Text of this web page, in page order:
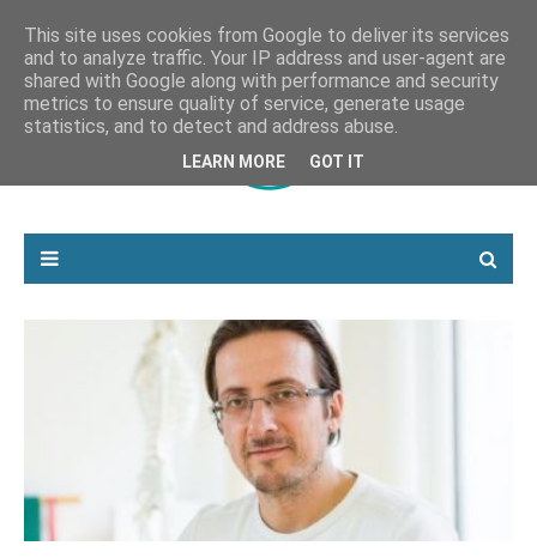
This site uses cookies from Google to deliver its services
and to analyze traffic. Your IP address and user-agent are
shared with Google along with performance and security
metrics to ensure quality of service, generate usage
statistics, and to detect and address abuse.
LEARN MORE GOT IT